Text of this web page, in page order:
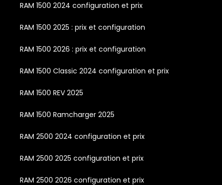
RAM 1500 2024 configuration et prix
RAM 1500 2025 : prix et configuration
RAM 1500 2026 : prix et configuration
RAM 1500 Classic 2024 configuration et prix
RAM 1500 REV 2025
RAM 1500 Ramcharger 2025
RAM 2500 2024 configuration et prix
RAM 2500 2025 configuration et prix
RAM 2500 2026 configuration et prix